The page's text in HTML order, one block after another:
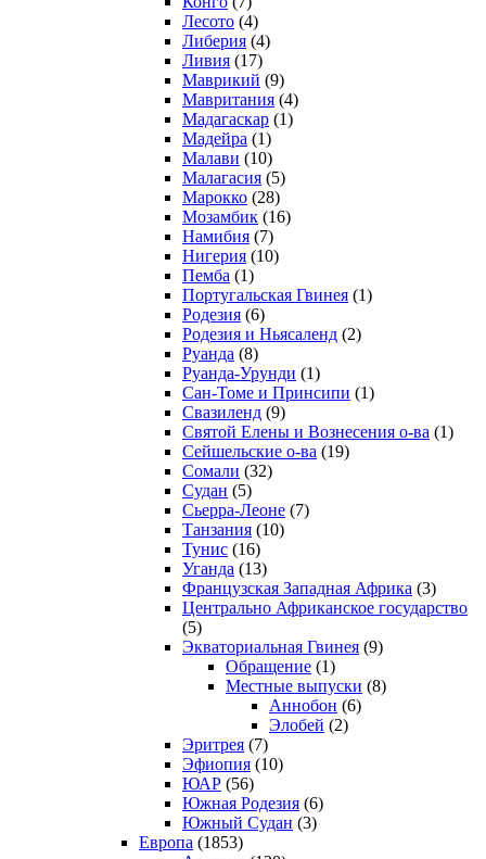
Лесото (4)
Либерия (4)
Ливия (17)
Маврикий (9)
Мавритания (4)
Мадагаскар (1)
Мадейра (1)
Малави (10)
Малагасия (5)
Марокко (28)
Мозамбик (16)
Намибия (7)
Нигерия (10)
Пемба (1)
Португальская Гвинея (1)
Родезия (6)
Родезия и Ньясаленд (2)
Руанда (8)
Руанда-Урунди (1)
Сан-Томе и Принсипи (1)
Свазиленд (9)
Святой Елены и Вознесения о-ва (1)
Сейшельские о-ва (19)
Сомали (32)
Судан (5)
Сьерра-Леоне (7)
Танзания (10)
Тунис (16)
Уганда (13)
Французская Западная Африка (3)
Центрально Африканское государство
(5)
Экваториальная Гвинея (9)
Обращение (1)
Местные выпуски (8)
Аннобон (6)
Элобей (2)
Эритрея (7)
Эфиопия (10)
ЮАР (56)
Южная Родезия (6)
Южный Судан (3)
Европа (1853)